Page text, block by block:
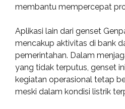
membantu mempercepat
Aplikasi lain dari genset
mencakup aktivitas di bank
pemerintahan. Dalam
yang tidak terputus, genset
kegiatan operasional tetap
meski dalam kondisi listrik